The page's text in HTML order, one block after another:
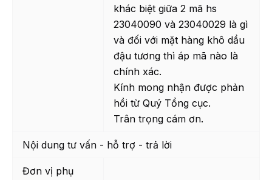
khác biệt giữa 2 mã hs
23040090 và 23040029 là gì
và đối với mặt hàng khô dầu
đậu tương thì áp mã nào là
chính xác.
Kính mong nhận được phản
hồi từ Quý Tổng cục.
Trân trọng cám ơn.
Nội dung tư vấn - hỗ trợ - trả lời
Đơn vị phụ